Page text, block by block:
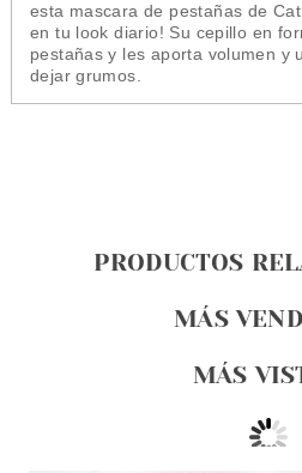
esta mascara de pestañas de
en tu look diario! Su cepillo en
pestañas y les aporta volumen y
dejar grumos.
PRODUCTOS
MÁS
MÁS